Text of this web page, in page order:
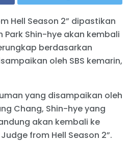
Hell Season 2” dipastikan
Park Shin-hye akan kembali
berdasarkan
oleh SBS kemarin,
yang disampaikan oleh
Chang, Shin-hye yang
akan kembali ke
from Hell Season 2”.